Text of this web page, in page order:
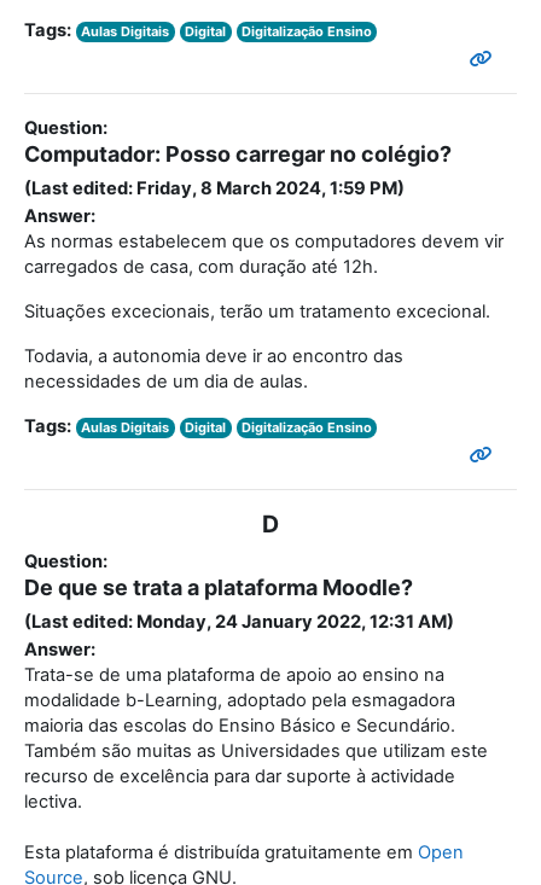
Tags: Aulas Digitais Digital Digitalização Ensino
Question:
Computador: Posso carregar no colégio?
(Last edited: Friday, 8 March 2024, 1:59 PM)
Answer:
As normas estabelecem que os computadores devem vir
carregados de casa, com duração até 12h.
Situações excecionais, terão um tratamento excecional.
Todavia, a autonomia deve ir ao encontro das
necessidades de um dia de aulas.
Tags: Aulas Digitais Digital Digitalização Ensino
D
Question:
De que se trata a plataforma Moodle?
(Last edited: Monday, 24 January 2022, 12:31 AM)
Answer:
Trata-se de uma plataforma de apoio ao ensino na
modalidade b-Learning, adoptado pela esmagadora
maioria das escolas do Ensino Básico e Secundário.
Também são muitas as Universidades que utilizam este
recurso de excelência para dar suporte à actividade
lectiva.
Esta plataforma é distribuída gratuitamente em Open
Source, sob licença GNU.